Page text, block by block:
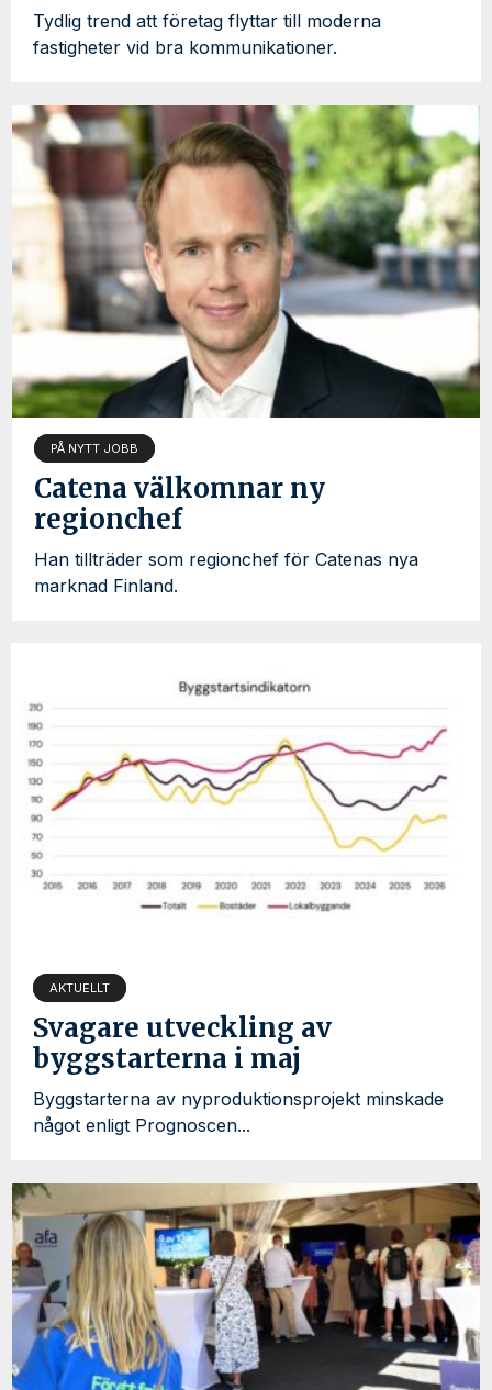
Tydlig trend att företag flyttar till moderna
fastigheter vid bra kommunikationer.
PÅ NYTT JOBB
Catena välkomnar ny
regionchef
Han tillträder som regionchef för Catenas nya
marknad Finland.
AKTUELLT
Svagare utveckling av
byggstarterna i maj
Byggstarterna av nyproduktionsprojekt minskade
något enligt Prognoscen...